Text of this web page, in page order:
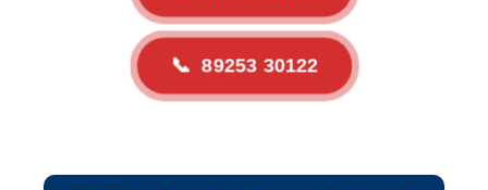
📞 89253 30122